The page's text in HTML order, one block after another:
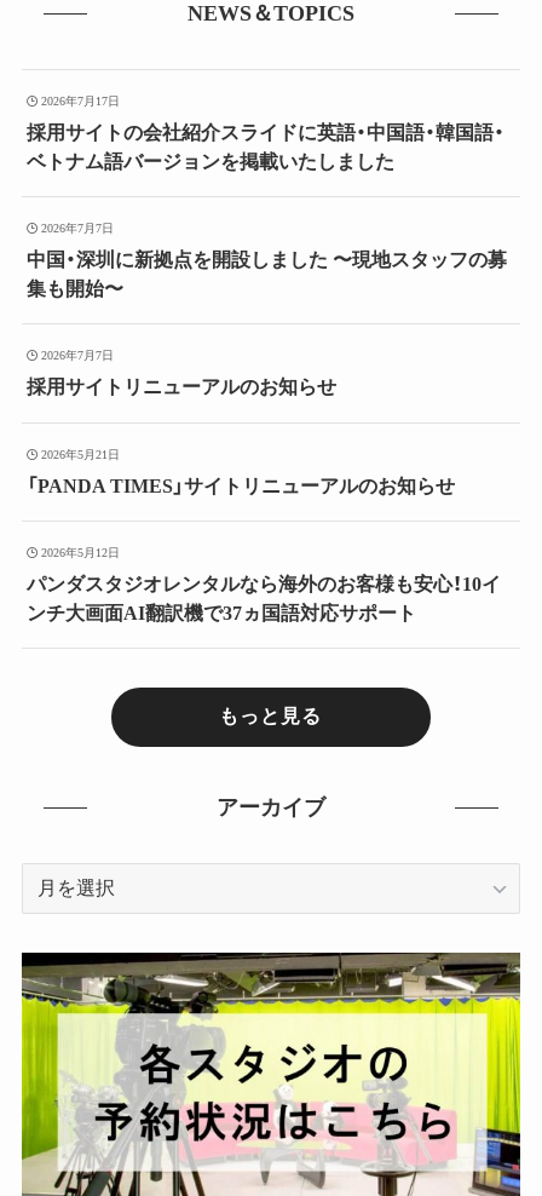
NEWS＆TOPICS
2026年7月17日
採用サイトの会社紹介スライドに英語・中国語・韓国語・
ベトナム語バージョンを掲載いたしました
2026年7月7日
中国・深圳に新拠点を開設しました 〜現地スタッフの募
集も開始〜
2026年7月7日
採用サイトリニューアルのお知らせ
2026年5月21日
「PANDA TIMES」サイトリニューアルのお知らせ
2026年5月12日
パンダスタジオレンタルなら海外のお客様も安心！10イ
ンチ大画面AI翻訳機で37ヵ国語対応サポート
もっと見る
アーカイブ
イ
ブ